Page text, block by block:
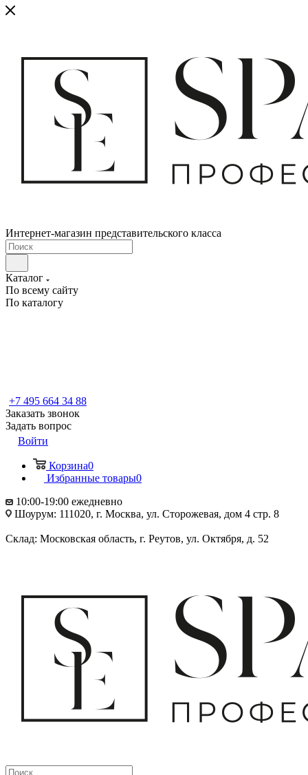
Интернет-магазин представительского класса
Каталог
По всему сайту
По каталогу
+7 495 664 34 88
Заказать звонок
Задать вопрос
Войти
Корзина0
Избранные товары0
10:00-19:00 ежедневно
Шоурум: 111020, г. Москва, ул. Сторожевая, дом 4 стр. 8
Склад: Московская область, г. Реутов, ул. Октября, д. 52